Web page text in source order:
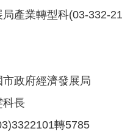
產業轉型科(03-332-
政府經濟發展局
科長
轉5785